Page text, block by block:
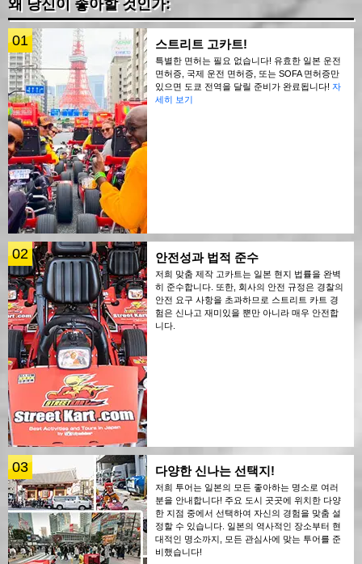
왜 당신이 좋아할 것인가:
01 스트리트 고카트!
특별한 면허는 필요 없습니다! 유효한 일본 운전
면허증, 국제 운전 면허증, 또는 SOFA 면허증만
있으면 도쿄 전역을 달릴 준비가 완료됩니다! 자
세히 보기
02 안전성과 법적 준수
저희 맞춤 제작 고카트는 일본 현지 법률을 완벽
히 준수합니다. 또한, 회사의 안전 규정은 경찰의
안전 요구 사항을 초과하므로 스트리트 카트 경
험은 신나고 재미있을 뿐만 아니라 매우 안전합
니다.
03 다양한 신나는 선택지!
저희 투어는 일본의 모든 좋아하는 명소로 여러
분을 안내합니다! 주요 도시 곳곳에 위치한 다양
한 지점 중에서 선택하여 자신의 경험을 맞춤 설
정할 수 있습니다. 일본의 역사적인 장소부터 현
대적인 명소까지, 모든 관심사에 맞는 투어를 준
비했습니다!